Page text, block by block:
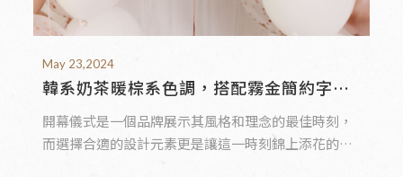
May 23,2024
韓系奶茶暖棕系色調，搭配霧金簡約字樣
背板設計，讓開幕儀式質感翻倍
開幕儀式是一個品牌展示其風格和理念的最佳時刻，
而選擇合適的設計元素更是讓這一時刻錦上添花的重